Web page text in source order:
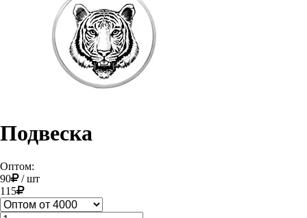
Подвеска
Оптом:
90
/шт
115